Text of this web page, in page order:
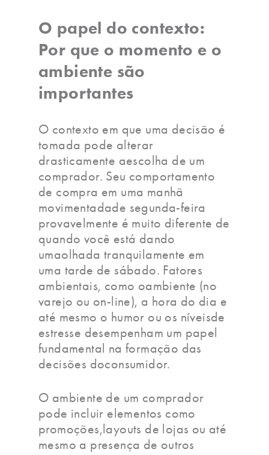
O papel do contexto:
Por que o momento e o
ambiente são
importantes
O contexto em que uma decisão é
tomada pode alterar
drasticamente aescolha de um
comprador. Seu comportamento
de compra em uma manhã
movimentadade segunda-feira
provavelmente é muito diferente de
quando você está dando
umaolhada tranquilamente em
uma tarde de sábado. Fatores
ambientais, como oambiente (no
varejo ou on-line), a hora do dia e
até mesmo o humor ou os níveisde
estresse desempenham um papel
fundamental na formação das
decisões doconsumidor.
O ambiente de um comprador
pode incluir elementos como
promoções,layouts de lojas ou até
mesmo a presença de outros